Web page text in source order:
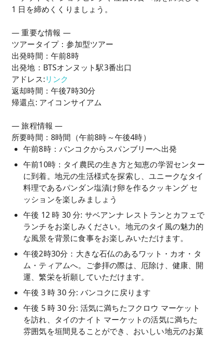
1 日を締めくくりましょう。
— 重要な情報 —
ツアータイプ：参加型ツアー
出発時間：午前8時
出発地：BTSオンヌット駅3番出口
アドレス:リンク
返却時間：午後7時30分
帰還点: アイコンサイアム
— 旅程情報 —
所要時間：8時間（午前8時～午後4時）
午前8時：バンコクからスパンブリーへ出発
午前10時：タイ農民の生き方と知恵の学習センター
に到着。地元の生活様式を探索し、ユニークなタイ
料理であるパンダン塩漬け卵を作るクッキング セ
ッションを楽しみましょう
午後 12 時 30 分: サベアンナ レストランとカフェで
ランチをお楽しみください。地元のタイ風の魅力的
な風景を背景に食事をお楽しみいただけます。
午後2時30分：大きな石仏のあるワット・カオ・タ
ム・ティアムへ。ご参拝の際は、厄除け、健康、開
運、繁栄を祈願していただけます。
午後 3 時 30 分: バンコクに戻ります
午後 5 時 30 分: 活気に満ちたフクロウ マーケット
を訪れ、タイのナイト マーケットの活気に満ちた
雰囲気を垣間見ることができ、おいしい地元のお菓